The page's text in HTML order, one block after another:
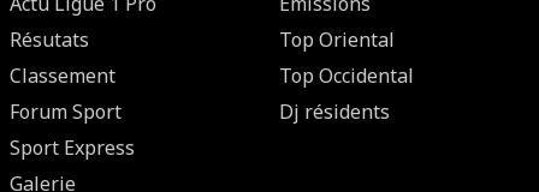
Résutats
Classement
Forum Sport
Sport Express
Galerie
Top Oriental
Top Occidental
Dj résidents